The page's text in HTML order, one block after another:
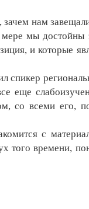
нам
мы достойны
и которые
спикер
еще
со всеми его,
с
того времени,